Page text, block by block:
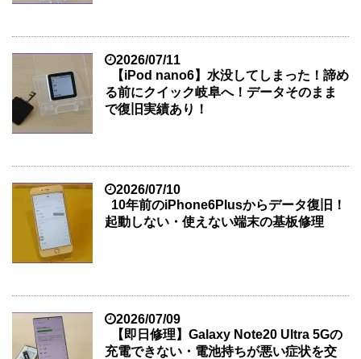
2026/07/11
【iPod nano6】水没してしまった！諦め
る前にクイック岐阜へ！データそのまま
で復旧実績あり！
2026/07/10
10年前のiPhone6Plusからデータ復旧！
起動しない・使えない端末の基板修理
2026/07/09
【即日修理】Galaxy Note20 Ultra 5Gの
充電できない・電池持ちが悪い症状を交